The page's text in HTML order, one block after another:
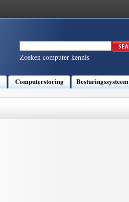
Zoeken computer kennis
Computerstoring Besturingssysteem